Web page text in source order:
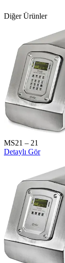
Diğer Ürünler
MS21 – 21
Detaylı Gör